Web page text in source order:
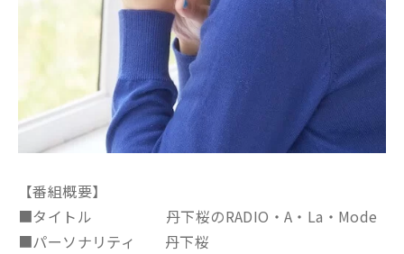
【番組概要】
■タイトル 丹下桜のRADIO・A・La・Mode
■パーソナリティ 丹下桜